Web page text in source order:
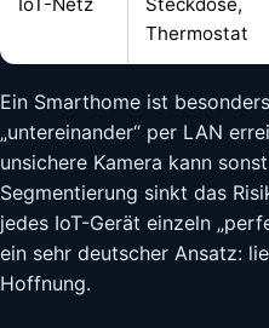
Thermostat
Ein Smarthome ist
„untereinander“ per LAN
unsichere Kamera kann
Segmentierung sinkt das
jedes IoT-Gerät einzeln
ein sehr deutscher Ansatz:
Hoffnung.